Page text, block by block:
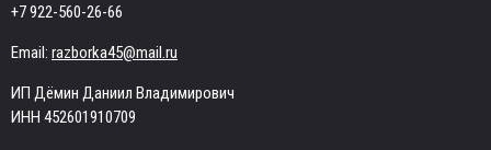
+7 922-560-26-66
Email: razborka45@mail.ru
ИП Дёмин Даниил Владимирович
ИНН 452601910709